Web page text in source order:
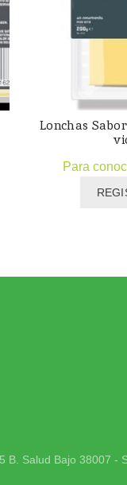
Lonchas
Para
B. Salud Bajo 38007 -